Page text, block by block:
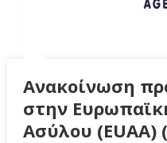
Ανακοίνωση
στην
Ασύλου (EUAA)